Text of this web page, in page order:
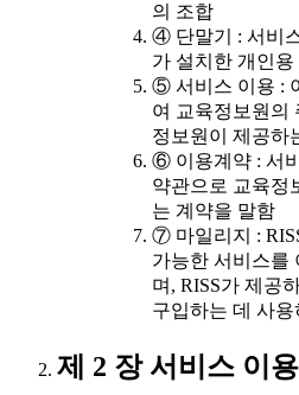
의 조합
④ 단말기 : 서비
가 설치한 개인용
⑤ 서비스 이용 :
여 교육정보원의
정보원이 제공하
⑥ 이용계약 : 서
약관으로 교육정
는 계약을 말함
⑦ 마일리지 :
가능한 서비스를
며, RISS가 제공
구입하는 데 사
제 2 장 서비스 이